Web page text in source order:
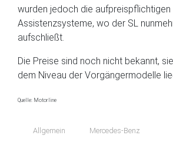
wurden jedoch die aufpreispflichtigen
Assistenzsysteme, wo der SL
aufschließt.
Die Preise sind noch nicht bekannt,
dem Niveau der Vorgängermodelle
Quelle: Motorline
Allgemein Mercedes-Benz